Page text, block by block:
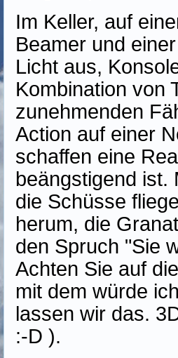
Im Keller, auf
Beamer und
Licht aus,
Kombination von
zunehmenden
Action auf einer
schaffen eine
beängstigend ist.
die Schüsse
herum, die
den Spruch "Sie
Achten Sie auf
mit dem würde
lassen wir das.
:-D ).